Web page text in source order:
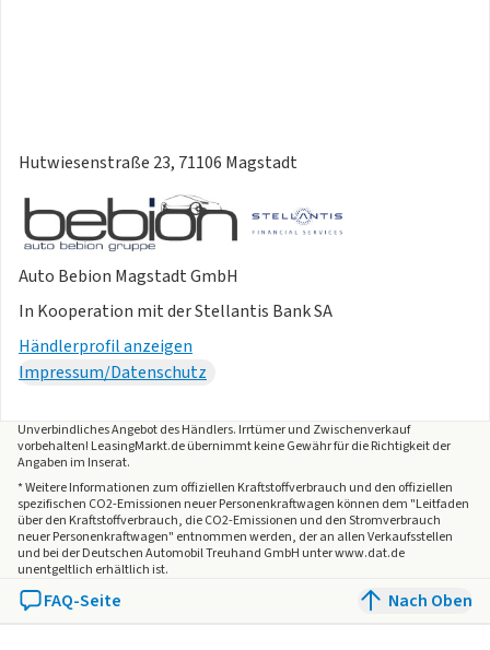
Hutwiesenstraße 23, 71106 Magstadt
Auto Bebion Magstadt GmbH
In Kooperation mit der Stellantis Bank SA
Händlerprofil anzeigen
Impressum/Datenschutz
Unverbindliches Angebot desHändlers. Irrtümer und Zwischenverkauf
vorbehalten! LeasingMarkt.de übernimmt keine Gewähr für die Richtigkeit der
Angaben im Inserat.
* Weitere Informationen zum offiziellen Kraftstoffverbrauch und den offiziellen
spezifischen CO2-Emissionen neuer Personenkraftwagen können dem "Leitfaden
über den Kraftstoffverbrauch, die CO2-Emissionen und den Stromverbrauch
neuer Personenkraftwagen" entnommen werden, der an allen Verkaufsstellen
und bei der Deutschen Automobil Treuhand GmbH unter www.dat.de
unentgeltlich erhältlich ist.
FAQ-Seite Nach Oben